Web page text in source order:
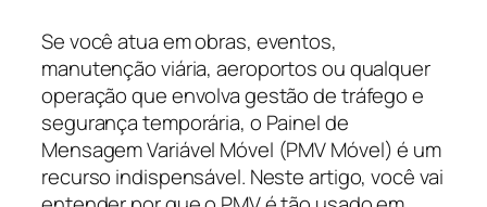
Se você atua em obras, eventos,
manutenção viária, aeroportos ou qualquer
operação que envolva gestão de tráfego e
segurança temporária, o Painel de
Mensagem Variável Móvel (PMV Móvel) é um
recurso indispensável. Neste artigo, você vai